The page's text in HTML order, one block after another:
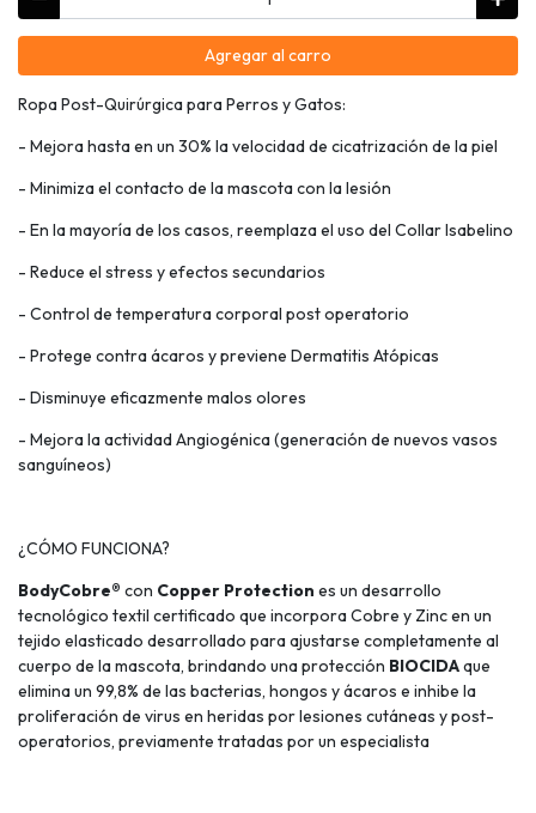
Agregar al carro
Ropa Post-Quirúrgica para Perros y Gatos:
- Mejora hasta en un 30% la velocidad de cicatrización de la piel
- Minimiza el contacto de la mascota con la lesión
- En la mayoría de los casos, reemplaza el uso del Collar Isabelino
- Reduce el stress y efectos secundarios
- Control de temperatura corporal post operatorio
- Protege contra ácaros y previene Dermatitis Atópicas
- Disminuye eficazmente malos olores
- Mejora la actividad Angiogénica (generación de nuevos vasos
sanguíneos)
¿CÓMO FUNCIONA?
BodyCobre® con Copper Protection es un desarrollo
tecnológico textil certificado que incorpora Cobre y Zinc en un
tejido elasticado desarrollado para ajustarse completamente al
cuerpo de la mascota, brindando una protección BIOCIDAque
elimina un 99,8% de las bacterias, hongos y ácaros e inhibe la
proliferación de virus en heridas por lesiones cutáneas y post-
operatorios, previamente tratadas por un especialista